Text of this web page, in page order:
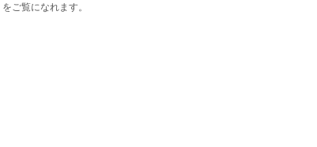
ご覧になれます。